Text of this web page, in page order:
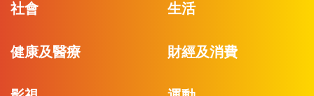
社會 生活
健康及醫療 財經及消費